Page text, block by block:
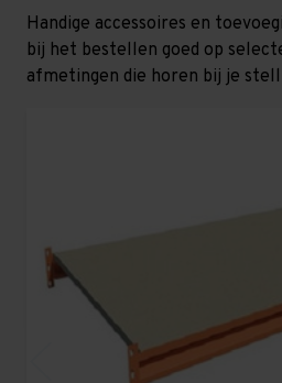
Handige accessoires en
bij het bestellen goed op
afmetingen die horen bij je